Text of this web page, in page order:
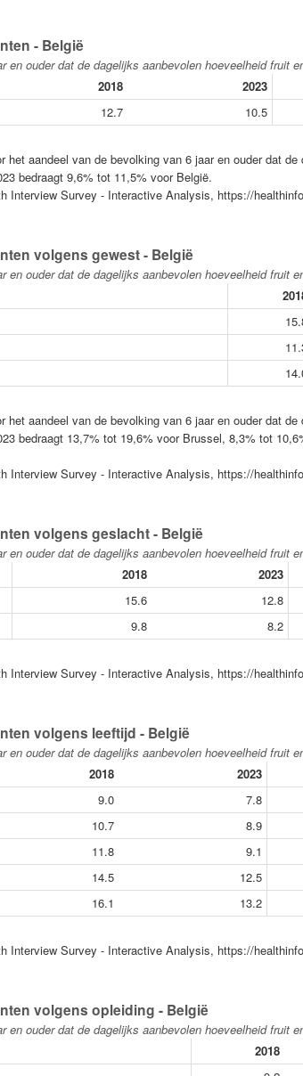
- België
en ouder dat de dagelijks aanbevolen hoeveelheid fruit
2018
2023
12.7 10.5
het aandeel van de bevolking van 6 jaar en ouder dat
bedraagt 9,6% tot 11,5% voor België.
Interview Survey - Interactive Analysis, https://
volgens gewest - België
en ouder dat de dagelijks aanbevolen hoeveelheid fruit
het aandeel van de bevolking van 6 jaar en ouder dat
bedraagt 13,7% tot 19,6% voor Brussel, 8,3% tot
Interview Survey - Interactive Analysis, https://
volgens geslacht - België
en ouder dat de dagelijks aanbevolen hoeveelheid fruit
2018
2023
15.6 12.8
9.8 8.2
Interview Survey - Interactive Analysis, https://
volgens leeftijd - België
en ouder dat de dagelijks aanbevolen hoeveelheid fruit
2018
2023
9.0 7.8
10.7 8.9
11.8 9.1
14.5 12.5
16.1 13.2
Interview Survey - Interactive Analysis, https://
volgens opleiding - België
en ouder dat de dagelijks aanbevolen hoeveelheid fruit
2018